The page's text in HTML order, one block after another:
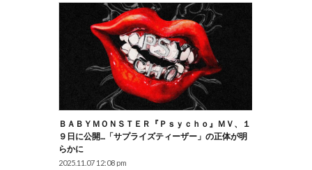
ＢＡＢＹＭＯＮＳＴＥＲ『Ｐｓｙｃｈｏ』ＭＶ、１
９日に公開…「サプライズティーザー」の正体が明
らかに
2025.11.07 12:08 pm